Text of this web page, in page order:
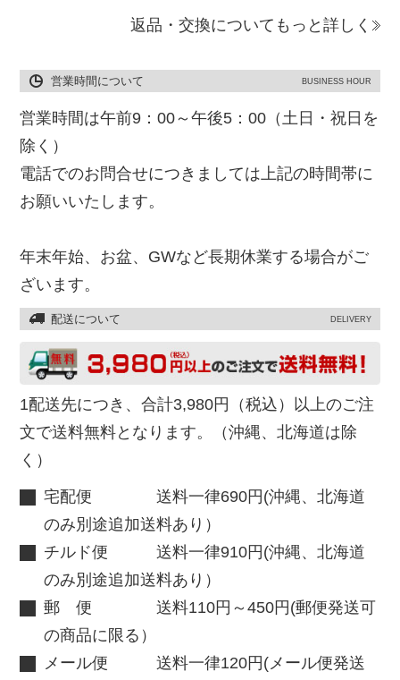
返品・交換についてもっと詳しく
営業時間について BUSINESS HOUR
営業時間は午前9：00～午後5：00（土日・祝日を
除く）
電話でのお問合せにつきましては上記の時間帯に
お願いいたします。
年末年始、お盆、GWなど長期休業する場合がご
ざいます。
配送について DELIVERY
1配送先につき、合計3,980円（税込）以上のご注
文で送料無料となります。（沖縄、北海道は除
く）
宅配便 送料一律690円(沖縄、北海道
のみ別途追加送料あり）
チルド便 送料一律910円(沖縄、北海道
のみ別途追加送料あり）
郵 便 送料110円～450円(郵便発送可
の商品に限る）
メール便 送料一律120円(メール便発送